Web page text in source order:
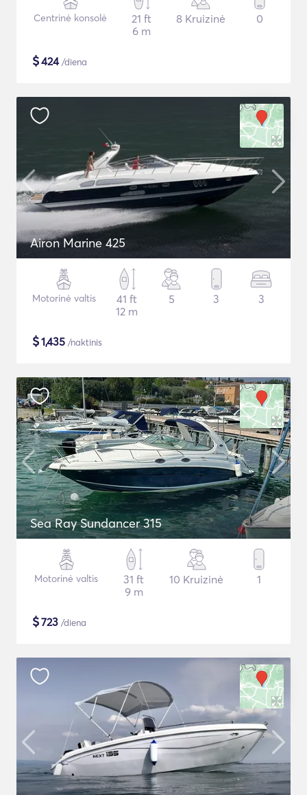
Centrinė konsolė
21 ft
6 m
8 Kruizinė 0
$424/diena
Airon Marine 425
Motorinė valtis
41 ft
12 m
5 3 3
$1,435 /naktinis
Sea Ray Sundancer 315
Motorinė valtis
31 ft
9 m
10 Kruizinė 1
$723 /diena